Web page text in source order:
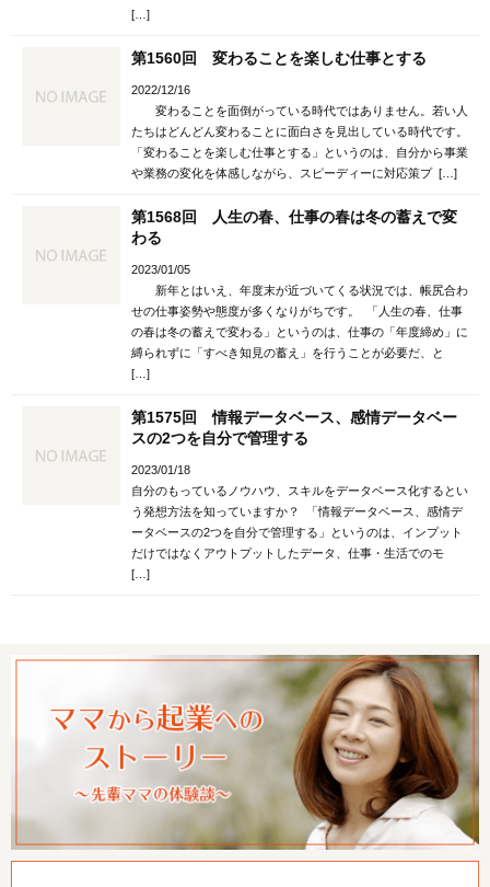
[…]
第1560回 変わることを楽しむ仕事とする
2022/12/16
変わることを面倒がっている時代ではありません。若い人
たちはどんどん変わることに面白さを見出している時代です。
「変わることを楽しむ仕事とする」というのは、自分から事業
や業務の変化を体感しながら、スピーディーに対応策プ […]
第1568回 人生の春、仕事の春は冬の蓄えで変
わる
2023/01/05
新年とはいえ、年度末が近づいてくる状況では、帳尻合わ
せの仕事姿勢や態度が多くなりがちです。 「人生の春、仕事
の春は冬の蓄えで変わる」というのは、仕事の「年度締め」に
縛られずに「すべき知見の蓄え」を行うことが必要だ、と
[…]
第1575回 情報データベース、感情データベー
スの2つを自分で管理する
2023/01/18
自分のもっているノウハウ、スキルをデータベース化するとい
う発想方法を知っていますか？ 「情報データベース、感情デ
ータベースの2つを自分で管理する」というのは、インプット
だけではなくアウトプットしたデータ、仕事・生活でのモ
[…]